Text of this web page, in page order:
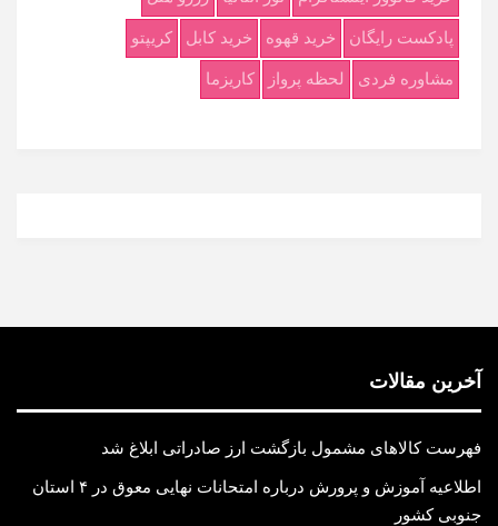
پادکست رایگان خرید قهوه خرید کابل کریپتو
مشاوره فردی لحظه پرواز کاریزما
آخرین مقالات
فهرست کالاهای مشمول بازگشت ارز صادراتی ابلاغ شد
اطلاعیه آموزش و پرورش درباره امتحانات نهایی معوق در ۴ استان
جنوبی کشور